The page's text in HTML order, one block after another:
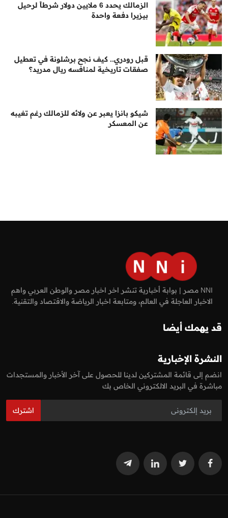
الزمالك يحدد 6 ملايين دولار شرطاً لرحيل
بيزيرا دفعة واحدة
قبل رودري.. كيف نجح برشلونة في تعطيل
صفقات تاريخية لمنافسه ريال مدريد؟
شيكو بانزا يعبر عن ولائه للزمالك رغم تغيبه
عن المعسكر
NNI مصر | بوابة أخبارية تنشر اخر اخبار مصر والوطن العربي واهم
الاخبار العاجلة في العالم، ومتابعة اخبار الرياضة والاقتصاد والتقنية.
قد يهمك أيضا
النشرة الإخبارية
انضم إلى قائمة المشتركين لدينا للحصول على آخر الأخبار والمستجدات
مباشرة في البريد الالكتروني الخاص بك
اشترك